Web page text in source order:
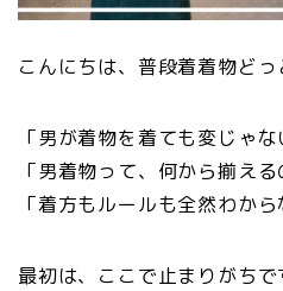
こんにちは、普段着着物どっ
「男が着物を着ても変じゃな
「男着物って、何から揃える
「着方もルールも全然わから
最初は、ここで止まりがちで